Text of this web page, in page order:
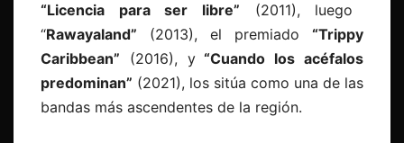
“Licencia para ser libre” (2011), luego
“Rawayaland” (2013), el premiado “Trippy
Caribbean” (2016), y“Cuando los acéfalos
predominan” (2021), los sitúa como una de las
bandas más ascendentes de la región.